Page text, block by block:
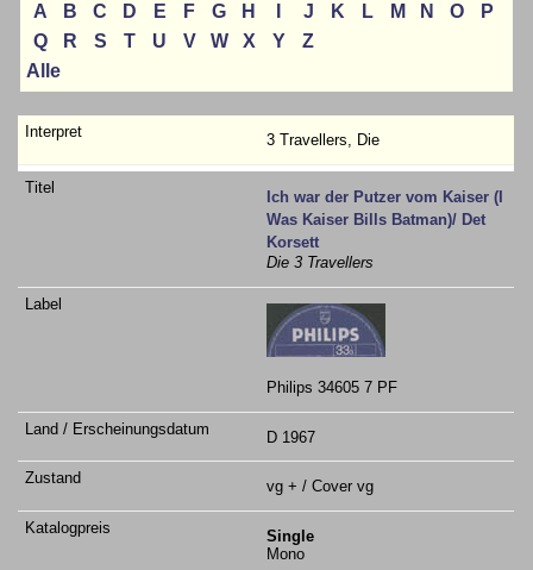
A B C D E F G H J K L M N O
P
Q
R S T U V W X Y
Z
Alle
3 Travellers, Die
Ich war der Putzer vom Kaiser (I
Was Kaiser Bills Batman)/ Det
Korsett
Die 3 Travellers
Philips 34605 7 PF
D 1967
vg + / Cover vg
Single
Mono